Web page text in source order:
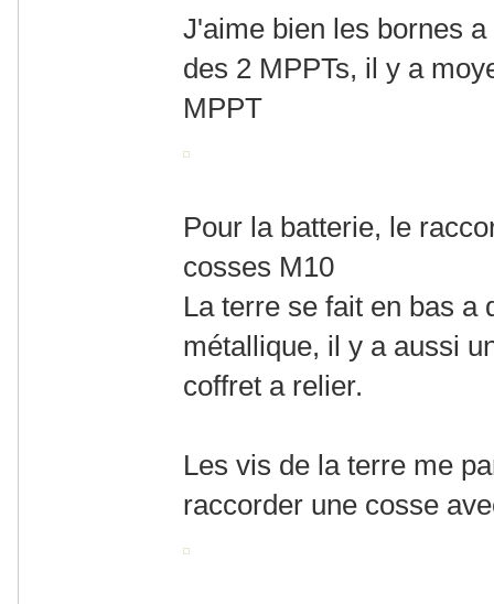
J'aime bien les bornes
des 2 MPPTs, il y a
MPPT
Pour la batterie, le
cosses M10
La terre se fait en bas a
métallique, il y a aussi
coffret a relier.
Les vis de la terre me
raccorder une cosse